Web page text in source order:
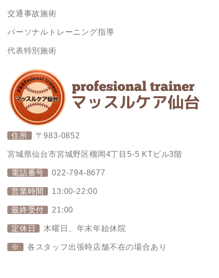
交通事故施術
パーソナルトレーニング指導
代表特別施術
住所 〒983-0852
宮城県仙台市宮城野区榴岡4丁目5-5 KTビル3階
電話番号 022-794-8677
営業時間 13:00-22:00
最終受付 21:00
定休日 木曜日、年末年始休院
※ 各スタッフ出張時店舗不在の場合あり